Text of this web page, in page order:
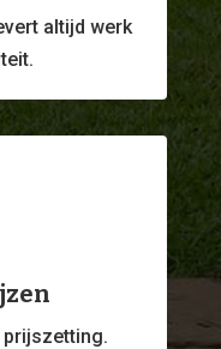
altijd werk
prijszetting.